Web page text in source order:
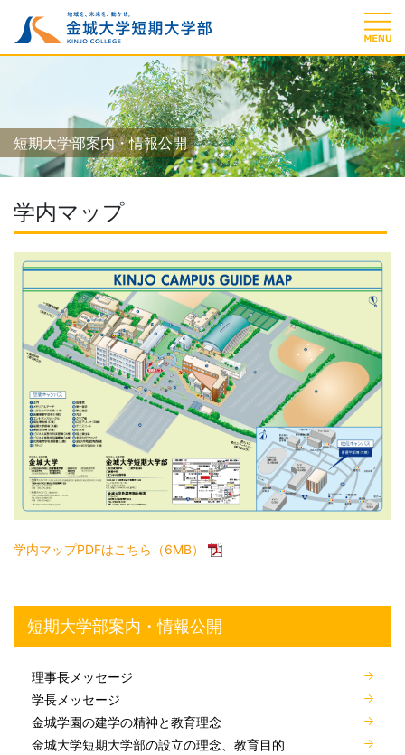
短期大学部案内・情報公開
学内マップ
学内マップPDFはこちら（6MB）
短期大学部案内・情報公開
理事長メッセージ
学長メッセージ
金城学園の建学の精神と教育理念
金城大学短期大学部の設立の理念、教育目的